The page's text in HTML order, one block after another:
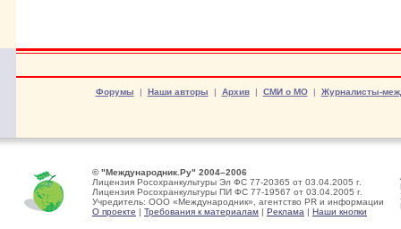
Форумы | Наши авторы | Архив| СМИ о МО| Журналисты-
© "Международник.Ру" 2004–2006
Лицензия Росохранкультуры Эл ФС 77-20365 от 03.04.2005 г.
Лицензия Росохранкультуры ПИ ФС 77-19567 от 03.04.2005 г.
Учредитель: ООО «Международник», агентство PR и информации
О проекте | Требования к материалам | Реклама | Наши кнопки